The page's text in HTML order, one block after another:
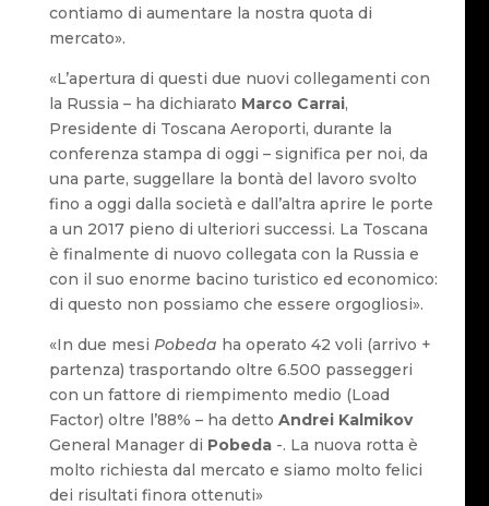
contiamo di aumentare la nostra quota di
mercato».
«L’apertura di questi due nuovi collegamenti con
la Russia – ha dichiarato Marco Carrai,
Presidente di Toscana Aeroporti, durante la
conferenza stampa di oggi – significa per noi, da
una parte, suggellare la bontà del lavoro svolto
fino a oggi dalla società e dall’altra aprire le porte
a un 2017 pieno di ulteriori successi. La Toscana
è finalmente di nuovo collegata con la Russia e
con il suo enorme bacino turistico ed economico:
di questo non possiamo che essere orgogliosi».
«In due mesi Pobeda ha operato 42 voli (arrivo +
partenza) trasportando oltre 6.500 passeggeri
con un fattore di riempimento medio (Load
Factor) oltre l’88% – ha detto Andrei Kalmikov
General Manager di Pobeda-. La nuova rotta è
molto richiesta dal mercato e siamo molto felici
dei risultati finora ottenuti»